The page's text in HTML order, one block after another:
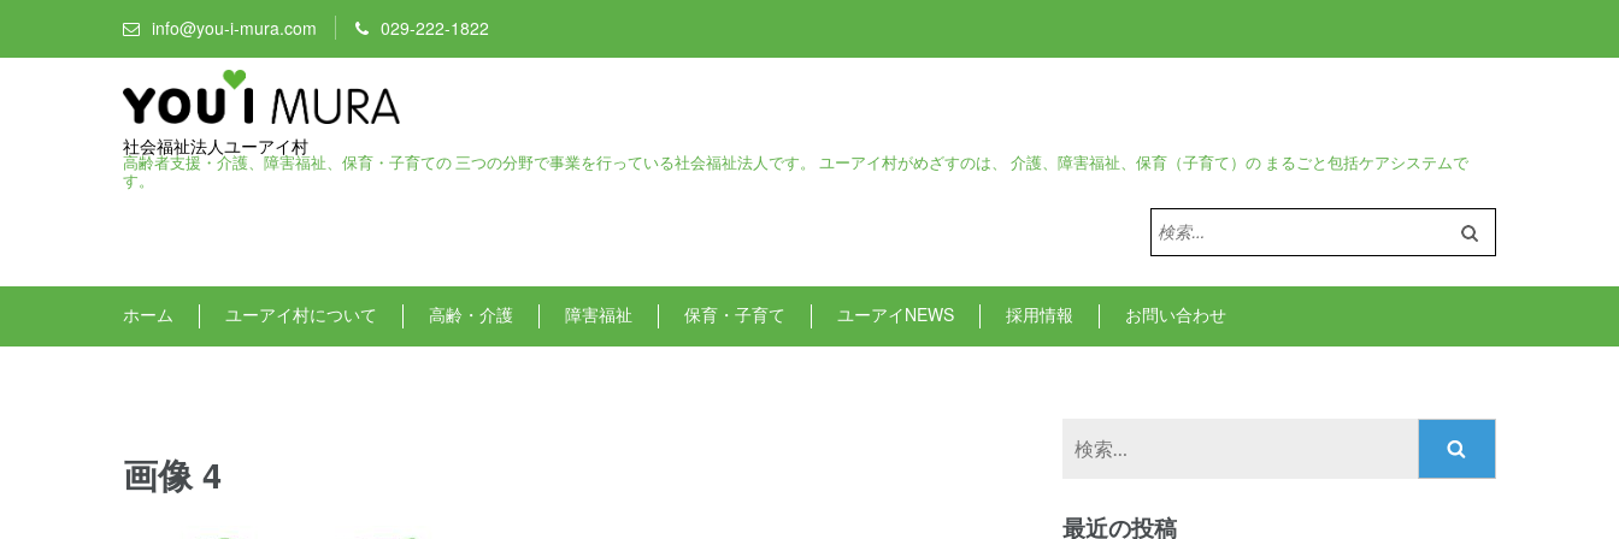
info@you-i-mura.com 029-222-1822
社会福祉法人ユーアイ村
高齢者支援・介護、障害福祉、保育・子育ての 三つの分野で事業を行っている社会福祉法人です。 ユーアイ村がめざすのは、 介護、障害福祉、保育（子育て）の まるごと包括ケアシステムで
す。
検
索:
ホーム ユーアイ村について 高齢・介護 障害福祉 保育・子育て ユーアイNEWS 採用情報 お問い合わせ
画像 4
最近の投稿